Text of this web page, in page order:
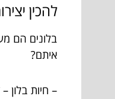
להכין
בלונים הם
איתם?
– חיות בלון